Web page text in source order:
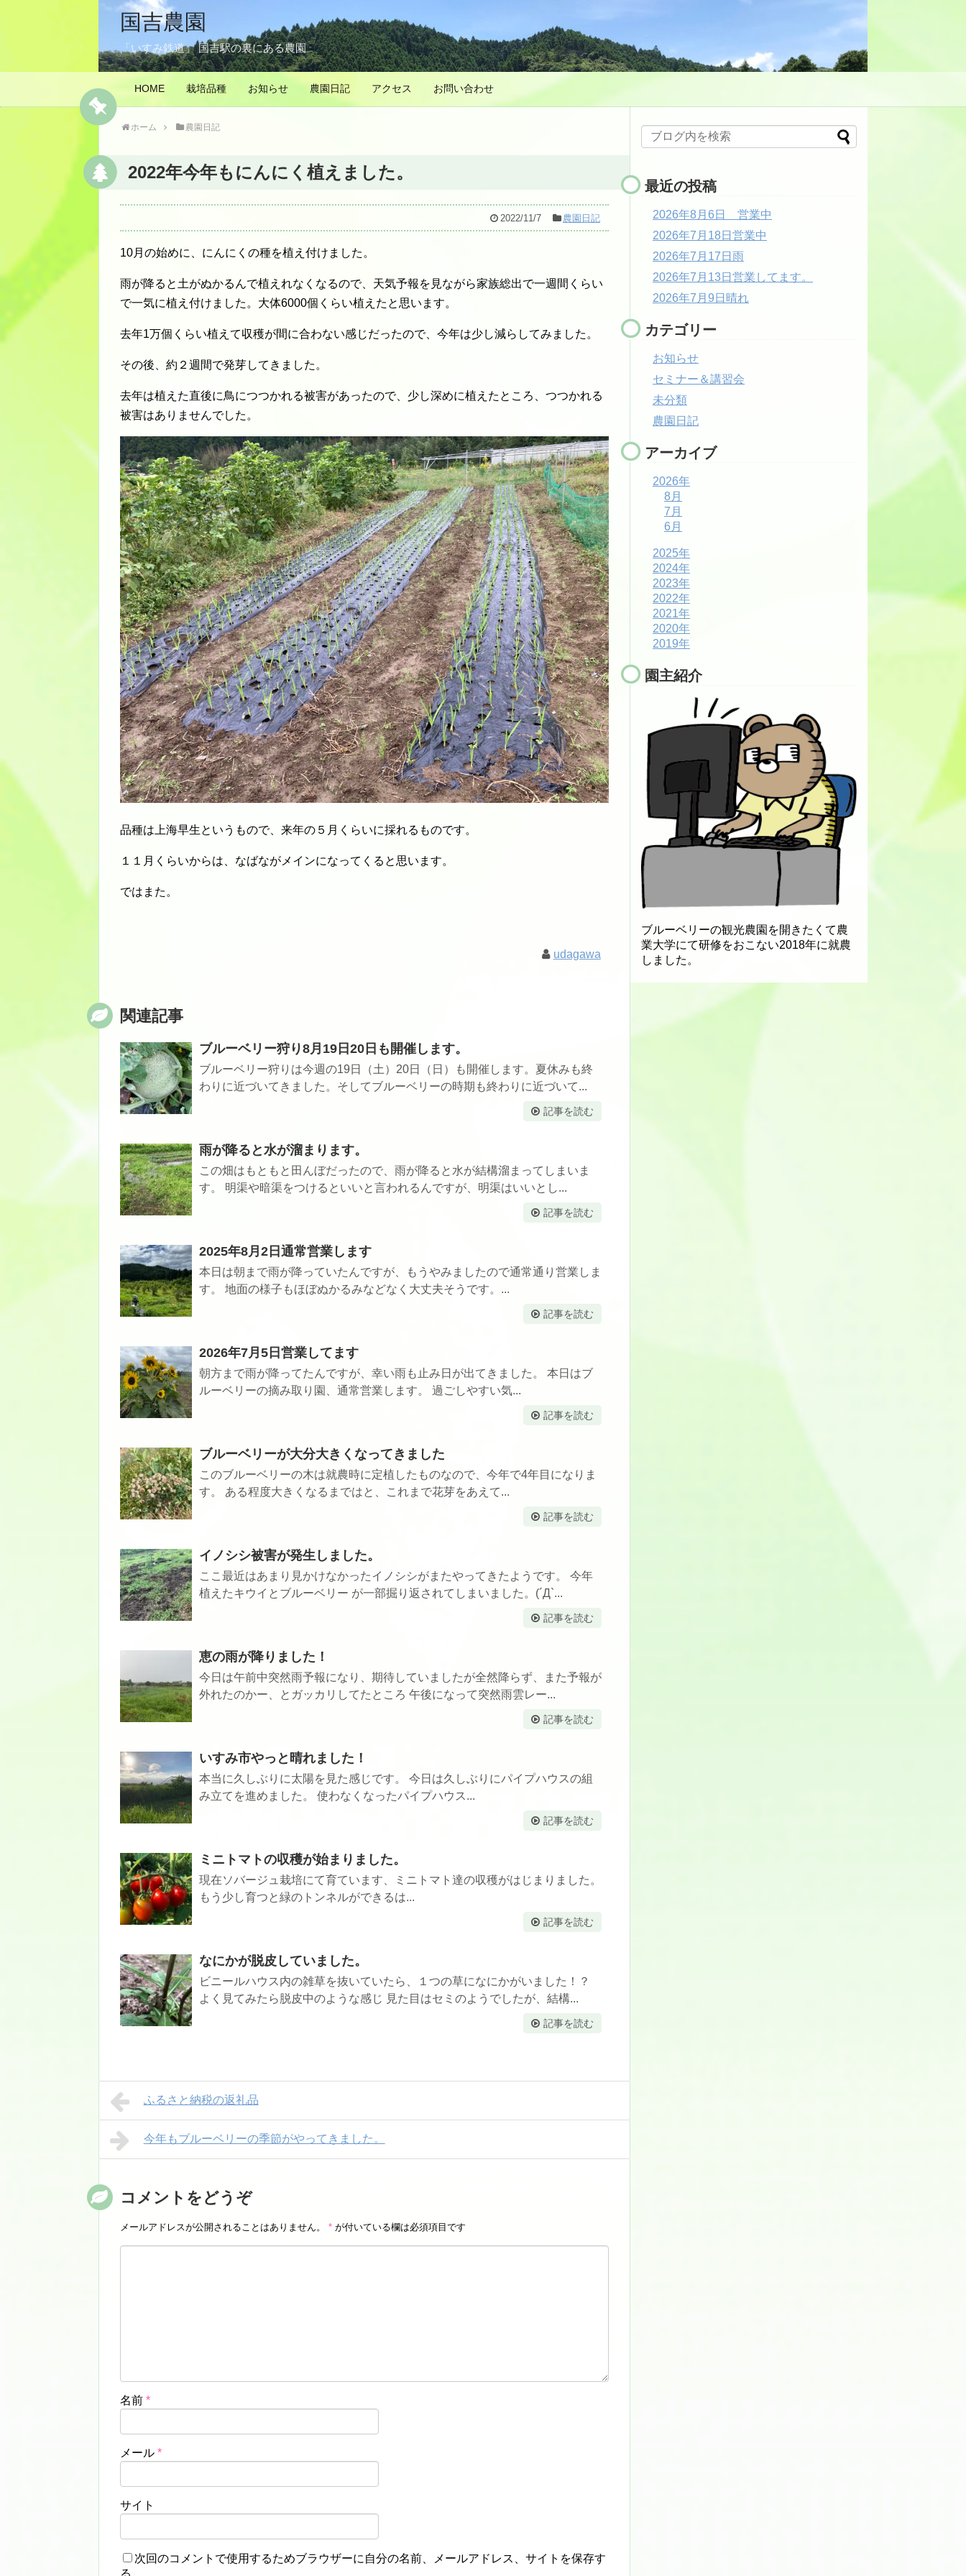
国吉農園
「いすみ鉄道」 国吉駅の裏にある農園
HOME 栽培品種 お知らせ 農園日記 アクセス お問い合わせ
ホーム 農園日記
2022年今年もにんにく植えました。
2022/11/7 農園日記
10月の始めに、にんにくの種を植え付けました。
雨が降ると土がぬかるんで植えれなくなるので、天気予報を見ながら家族総出で一週間くらい
で一気に植え付けました。大体6000個くらい植えたと思います。
去年1万個くらい植えて収穫が間に合わない感じだったので、今年は少し減らしてみました。
その後、約２週間で発芽してきました。
去年は植えた直後に鳥につつかれる被害があったので、少し深めに植えたところ、つつかれる
被害はありませんでした。
品種は上海早生というもので、来年の５月くらいに採れるものです。
１１月くらいからは、なばながメインになってくると思います。
ではまた。
udagawa
関連記事
ブルーベリー狩り8月19日20日も開催します。
ブルーベリー狩りは今週の19日（土）20日（日）も開催します。夏休みも終
わりに近づいてきました。そしてブルーベリーの時期も終わりに近づいて...
記事を読む
雨が降ると水が溜まります。
この畑はもともと田んぼだったので、雨が降ると水が結構溜まってしまいま
す。 明渠や暗渠をつけるといいと言われるんですが、明渠はいいとし...
記事を読む
2025年8月2日通常営業します
本日は朝まで雨が降っていたんですが、もうやみましたので通常通り営業しま
す。 地面の様子もほぼぬかるみなどなく大丈夫そうです。...
記事を読む
2026年7月5日営業してます
朝方まで雨が降ってたんですが、幸い雨も止み日が出てきました。 本日はブ
ルーベリーの摘み取り園、通常営業します。 過ごしやすい気...
記事を読む
ブルーベリーが大分大きくなってきました
このブルーベリーの木は就農時に定植したものなので、今年で4年目になりま
す。 ある程度大きくなるまではと、これまで花芽をあえて...
記事を読む
イノシシ被害が発生しました。
ここ最近はあまり見かけなかったイノシシがまたやってきたようです。 今年
植えたキウイとブルーベリー が一部掘り返されてしまいました。(´Д`...
記事を読む
恵の雨が降りました！
今日は午前中突然雨予報になり、期待していましたが全然降らず、また予報が
外れたのかー、とガッカリしてたところ 午後になって突然雨雲レー...
記事を読む
いすみ市やっと晴れました！
本当に久しぶりに太陽を見た感じです。 今日は久しぶりにパイプハウスの組
み立てを進めました。 使わなくなったパイプハウス...
記事を読む
ミニトマトの収穫が始まりました。
現在ソバージュ栽培にて育ています、ミニトマト達の収穫がはじまりました。
もう少し育つと緑のトンネルができるは...
記事を読む
なにかが脱皮していました。
ビニールハウス内の雑草を抜いていたら、１つの草になにかがいました！？
よく見てみたら脱皮中のような感じ 見た目はセミのようでしたが、結構...
記事を読む
ふるさと納税の返礼品
今年もブルーベリーの季節がやってきました。
コメントをどうぞ
メールアドレスが公開されることはありません。 * が付いている欄は必須項目です
名前 *
メール *
サイト
次回のコメントで使用するためブラウザーに自分の名前、メールアドレス、サイトを保存す
る。
最近の投稿
2026年8月6日 営業中
2026年7月18日営業中
2026年7月17日雨
2026年7月13日営業してます。
2026年7月9日晴れ
カテゴリー
お知らせ
セミナー＆講習会
未分類
農園日記
アーカイブ
2026年
8月
7月
6月
2025年
2024年
2023年
2022年
2021年
2020年
2019年
園主紹介
ブルーベリーの観光農園を開きたくて農
業大学にて研修をおこない2018年に就農
しました。